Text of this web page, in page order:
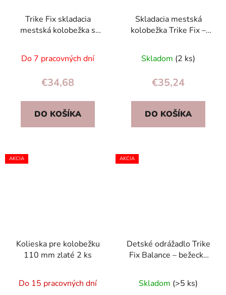
Trike Fix skladacia
mestská kolobežka s
kolesami a
nastaviteľnou výškou
Do 7 pracovných dní
€34,68
DO KOŠÍKA
Skladacia mestská
kolobežka Trike Fix –
nastaviteľné riadidlá
Skladom (2 ks)
€35,24
DO KOŠÍKA
AKCIA
Kolieska pre kolobežku
110 mm zlaté 2 ks
Do 15 pracovných dní
AKCIA
Detské odrážadlo Trike
Fix Balance – bežecký
nastaviteľné, EVA
kolesá
Skladom (>5 ks)